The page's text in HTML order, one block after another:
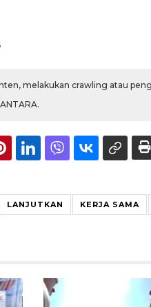
melakukan crawling atau
LANJUTKAN KERJA SAMA